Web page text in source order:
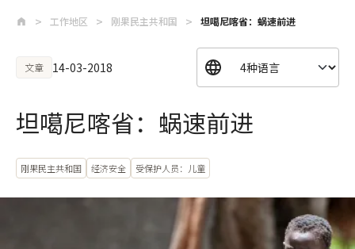
工作地区 刚果民主共和国 坦噶尼喀省：蜗速前进
文章 14-03-2018
坦噶尼喀省：蜗速前进
刚果民主共和国 经济安全 受保护人员：儿童